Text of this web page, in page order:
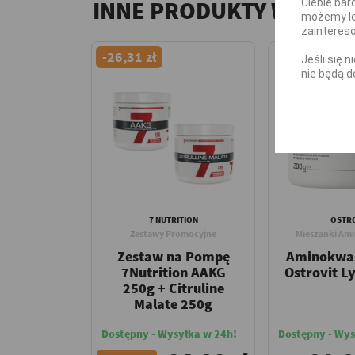
INNE PRODUKTY W TEJ
-26,31 zł
7 NUTRITION
Zestawy Promocyjne
Zestaw na Pompę
7Nutrition AAKG
250g + Citruline
Malate 250g
Dostępny - Wysyłka w 24h!
Mieszanki
Ostrovit
Dostępny -
możemy
Jeśli się
nie będą